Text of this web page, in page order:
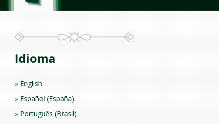
Idioma
English
Español (España)
Português (Brasil)